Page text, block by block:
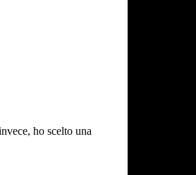
ho scelto una